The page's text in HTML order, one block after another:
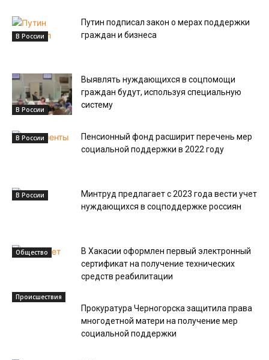
В России
Путин подписал закон о мерах поддержки
граждан и бизнеса
В России
Выявлять нуждающихся в соцпомощи
граждан будут, используя специальную
систему
В России
Пенсионный фонд расширит перечень мер
социальной поддержки в 2022 году
В России
Минтруд предлагает с 2023 года вести учет
нуждающихся в соцподдержке россиян
Общество
В Хакасии оформлен первый электронный
сертификат на получение технических
средств реабилитации
Происшествия
Прокуратура Черногорска защитила права
многодетной матери на получение мер
социальной поддержки